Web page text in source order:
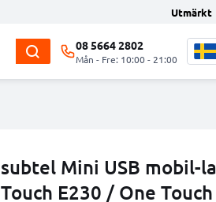
Utmärkt
08 5664 2802
Mån - Fre: 10:00 - 21:00
subtel Mini USB mobil-
Touch E230 / One